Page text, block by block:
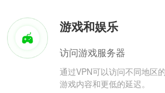
游戏和娱乐
访问游戏服务器
通过VPN可以访问不同地区
游戏内容和更低的延迟。